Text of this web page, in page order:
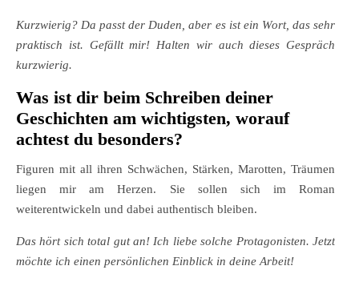
Kurzwierig? Da passt der Duden, aber es ist ein Wort, das sehr
praktisch ist. Gefällt mir! Halten wir auch dieses Gespräch
kurzwierig.
Was ist dir beim Schreiben deiner
Geschichten am wichtigsten, worauf
achtest du besonders?
Figuren mit all ihren Schwächen, Stärken, Marotten, Träumen
liegen mir am Herzen. Sie sollen sich im Roman
weiterentwickeln und dabei authentisch bleiben.
Das hört sich total gut an! Ich liebe solche Protagonisten. Jetzt
möchte ich einen persönlichen Einblick in deine Arbeit!